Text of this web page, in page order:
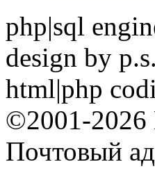
php|sql
design by p.s.
html|php
©2001-
Почтовый